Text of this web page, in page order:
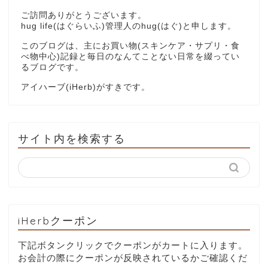
ご訪問ありがとうございます。
hug life(はぐらいふ)管理人のhug(はぐ)と申します。
このブログは、主にお買い物(スキンケア・サプリ・食
べ物中心)記録と毎日のなんてことない日常を綴ってい
るブログです。
アイハーブ(iHerb)がすきです。
サイト内を検索する
iHerbクーポン
下記ボタンクリックでクーポンがカートに入ります。
お会計の際にクーポンが反映されているかご確認くだ